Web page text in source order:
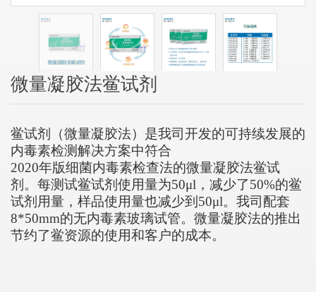
微量凝胶法鲎试剂
鲎试剂（微量凝胶法）是我司开发的可持续发展的
内毒素检测解决方案中符合
2020年版细菌内毒素检查法的微量凝胶法鲎试
剂。每测试鲎试剂使用量为50μl，减少了50%的鲎
试剂用量，样品使用量也减少到50μl。我司配套
8*50mm的无内毒素玻璃试管。微量凝胶法的推出
节约了鲎资源的使用和客户的成本。